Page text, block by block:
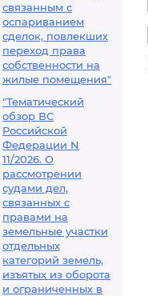
связанным с
оспариванием
сделок, повлекших
переход права
собственности на
жилые помещения"
"Тематический
обзор ВС
Российской
Федерации N
11/2026. О
рассмотрении
судами дел,
связанных с
правами на
земельные участки
отдельных
категорий земель,
изъятых из оборота
и ограниченных в